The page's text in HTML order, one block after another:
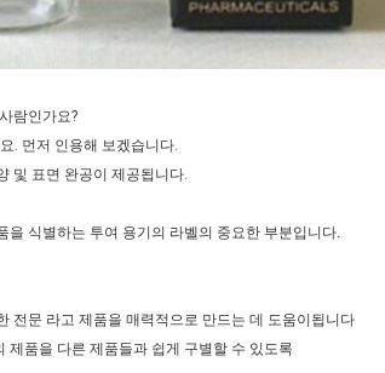
람인가요?
. 먼저 인용해 보겠습니다.
및 표면 완공이 제공됩니다.
을 식별하는 투여 용기의 라벨의 중요한 부분입니다.
전문 라고 제품을 매력적으로 만드는 데 도움이됩니다
제품을 다른 제품들과 쉽게 구별할 수 있도록